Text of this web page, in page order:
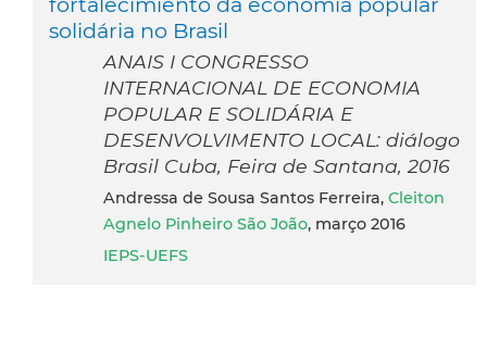
solidária no Brasil
ANAIS I CONGRESSO
INTERNACIONAL DE ECONOMIA
POPULAR E SOLIDÁRIA E
DESENVOLVIMENTO LOCAL: diálogo
Brasil Cuba, Feira de Santana, 2016
Andressa de Sousa Santos Ferreira, Cleiton
Agnelo Pinheiro São João, março 2016
IEPS-UEFS